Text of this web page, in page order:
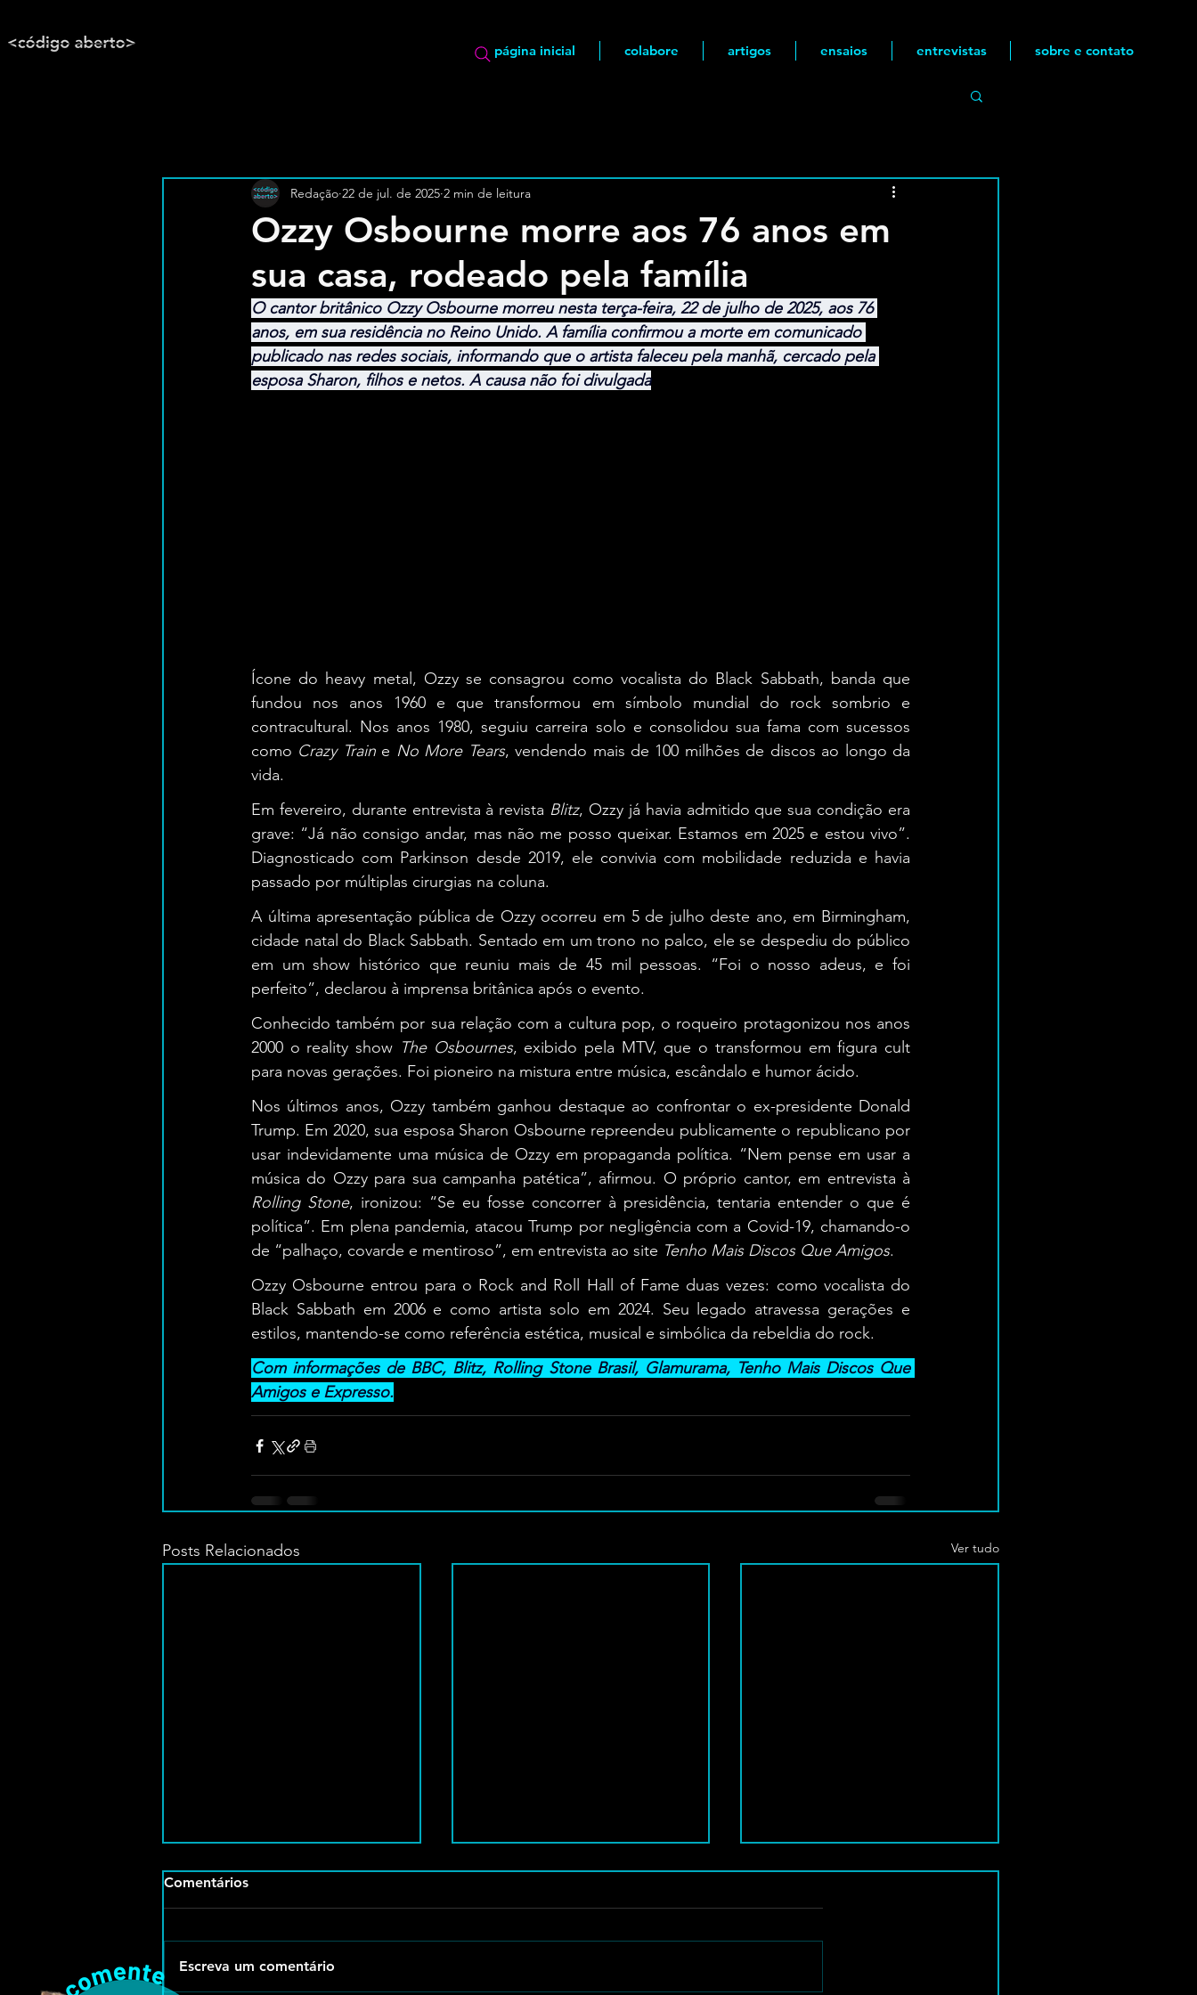
página inicial colabore artigos ensaios entrevistas sobre e contato
Ozzy Osbourne morre aos 76 anos em
sua casa, rodeado pela família
Redação 22 de jul. de 2025 2 min de leitura
O cantor britânico Ozzy Osbourne morreu nesta terça-feira, 22 de julho de 2025, aos 76
anos, em sua residência no Reino Unido. A família confirmou a morte em comunicado
publicado nas redes sociais, informando que o artista faleceu pela manhã, cercado pela
esposa Sharon, filhos e netos. A causa não foi divulgada
Ícone do heavy metal, Ozzy se consagrou como vocalista do Black Sabbath, banda que
fundou nos anos 1960 e que transformou em símbolo mundial do rock sombrio e
contracultural. Nos anos 1980, seguiu carreira solo e consolidou sua fama com sucessos
como Crazy Train e No More Tears, vendendo mais de 100 milhões de discos ao longo da
vida.
Em fevereiro, durante entrevista à revista Blitz, Ozzy já havia admitido que sua condição era
grave: “Já não consigo andar, mas não me posso queixar. Estamos em 2025 e estou vivo”.
Diagnosticado com Parkinson desde 2019, ele convivia com mobilidade reduzida e havia
passado por múltiplas cirurgias na coluna.
A última apresentação pública de Ozzy ocorreu em 5 de julho deste ano, em Birmingham,
cidade natal do Black Sabbath. Sentado em um trono no palco, ele se despediu do público
em um show histórico que reuniu mais de 45 mil pessoas. “Foi o nosso adeus, e foi
perfeito”, declarou à imprensa britânica após o evento.
Conhecido também por sua relação com a cultura pop, o roqueiro protagonizou nos anos
2000 o reality show The Osbournes, exibido pela MTV, que o transformou em figura cult
para novas gerações. Foi pioneiro na mistura entre música, escândalo e humor ácido.
Nos últimos anos, Ozzy também ganhou destaque ao confrontar o ex-presidente Donald
Trump. Em 2020, sua esposa Sharon Osbourne repreendeu publicamente o republicano por
usar indevidamente uma música de Ozzy em propaganda política. “Nem pense em usar a
Rolling Stone, ironizou: “Se eu fosse concorrer à presidência, tentaria entender o que é
política”. Em plena pandemia, atacou Trump por negligência com a Covid-19, chamando-o
de “palhaço, covarde e mentiroso”, em entrevista ao site Tenho Mais Discos Que Amigos.
Ozzy Osbourne entrou para o Rock and Roll Hall of Fame duas vezes: como vocalista do
Black Sabbath em 2006 e como artista solo em 2024. Seu legado atravessa gerações e
estilos, mantendo-se como referência estética, musical e simbólica da rebeldia do rock.
Com informações de BBC, Blitz, Rolling Stone Brasil, Glamurama, Tenho Mais Discos Que
Amigos e Expresso.
Posts Relacionados Ver tudo
Comentários
Escreva um comentário